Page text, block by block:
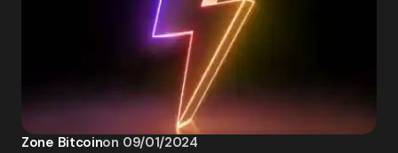
Zone Bitcoinon 09/01/2024